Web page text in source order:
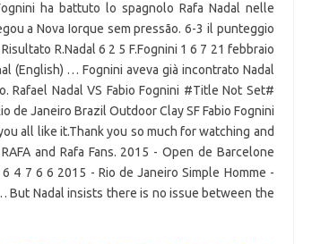
ha battuto lo spagnolo Rafa Nadal nelle
a Nova Iorque sem pressão. 6-3 il punteggio
R.Nadal 6 2 5 F.Fognini 1 6 7 21 febbraio
(English) … Fognini aveva già incontrato Nadal
Rafael Nadal VS Fabio Fognini #Title Not Set#
de Janeiro Brazil Outdoor Clay SF Fabio Fognini
all like it.Thank you so much for watching and
and Rafa Fans. 2015 - Open de Barcelone
4 7 6 6 2015 - Rio de Janeiro Simple Homme -
But Nadal insists there is no issue between the